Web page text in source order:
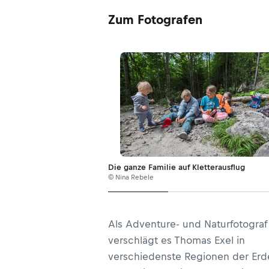
Zum Fotografen
Die ganze Familie auf Kletterausflug
© Nina Rebele
Als Adventure- und Naturfotograf
verschlägt es Thomas Exel in
verschiedenste Regionen der